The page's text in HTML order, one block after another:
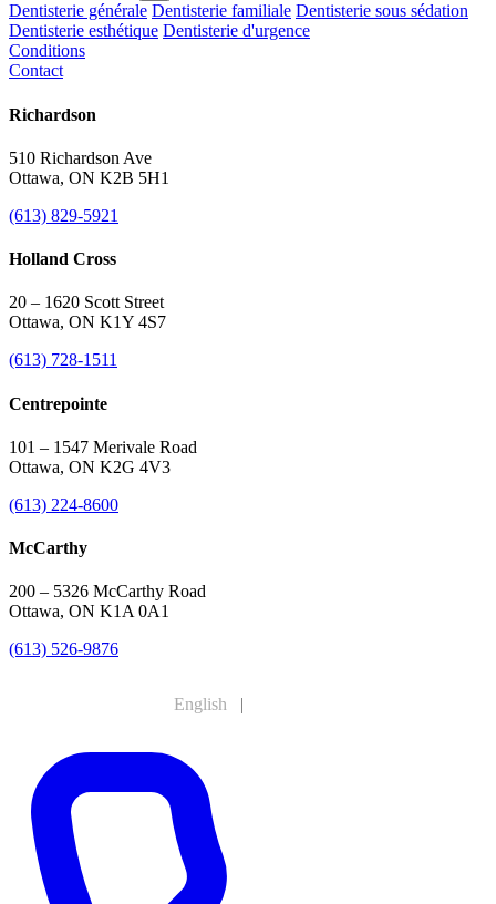
Dentisterie générale Dentisterie familiale Dentisterie sous sédation
Dentisterie esthétique Dentisterie d'urgence
Conditions
Contact
Richardson
510 Richardson Ave
Ottawa, ON K2B 5H1
(613) 829-5921
Holland Cross
20 – 1620 Scott Street
Ottawa, ON K1Y 4S7
(613) 728-1511
Centrepointe
101 – 1547 Merivale Road
Ottawa, ON K2G 4V3
(613) 224-8600
McCarthy
200 – 5326 McCarthy Road
Ottawa, ON K1A 0A1
(613) 526-9876
English |